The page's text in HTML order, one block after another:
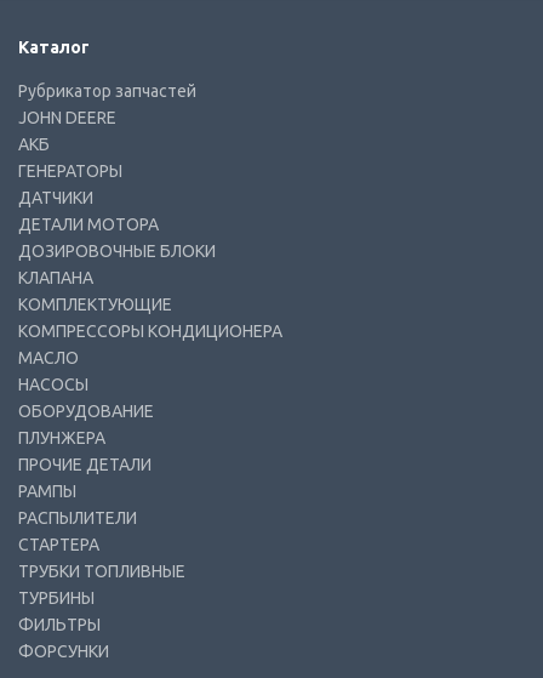
Каталог
Рубрикатор запчастей
JOHN DEERE
АКБ
ГЕНЕРАТОРЫ
ДАТЧИКИ
ДЕТАЛИ МОТОРА
ДОЗИРОВОЧНЫЕ БЛОКИ
КЛАПАНА
КОМПЛЕКТУЮЩИЕ
КОМПРЕССОРЫ КОНДИЦИОНЕРА
МАСЛО
НАСОСЫ
ОБОРУДОВАНИЕ
ПЛУНЖЕРА
ПРОЧИЕ ДЕТАЛИ
РАМПЫ
РАСПЫЛИТЕЛИ
СТАРТЕРА
ТРУБКИ ТОПЛИВНЫЕ
ТУРБИНЫ
ФИЛЬТРЫ
ФОРСУНКИ